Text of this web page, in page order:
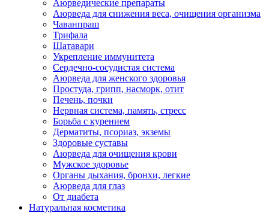
Аюрведические препараты
Аюрведа для снижения веса, очищения организма
Чаванпраш
Трифала
Шатавари
Укрепление иммунитета
Сердечно-сосудистая система
Аюрведа для женского здоровья
Простуда, грипп, насморк, отит
Печень, почки
Нервная система, память, стресс
Борьба с курением
Дерматиты, псориаз, экземы
Здоровые суставы
Аюрведа для очищения крови
Мужское здоровье
Органы дыхания, бронхи, легкие
Аюрведа для глаз
От диабета
Натуральная косметика